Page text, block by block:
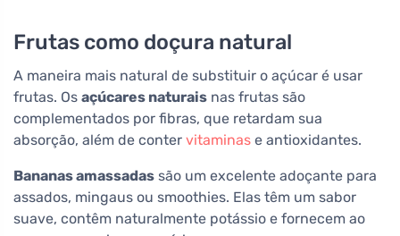
Frutas como doçura natural
A maneira mais natural de substituir o açúcar é usar
frutas. Os açúcares naturais nas frutas são
complementados por fibras, que retardam sua
absorção, além de conter vitaminas e antioxidantes.
Bananas amassadas são um excelente adoçante para
assados, mingaus ou smoothies. Elas têm um sabor
suave, contêm naturalmente potássio e fornecem ao